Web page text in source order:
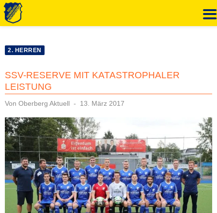
Inhalt
2. HERREN
SSV-RESERVE MIT KATASTROPHALER
LEISTUNG
Von Oberberg Aktuell
Veröffentlicht
13. März 2017